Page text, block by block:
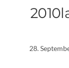
28.